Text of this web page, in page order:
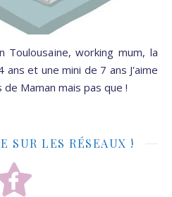
Toulousaine, working mum, la
ans et une mini de 7 ans J'aime
Maman mais pas que !
SUR LES RÉSEAUX !